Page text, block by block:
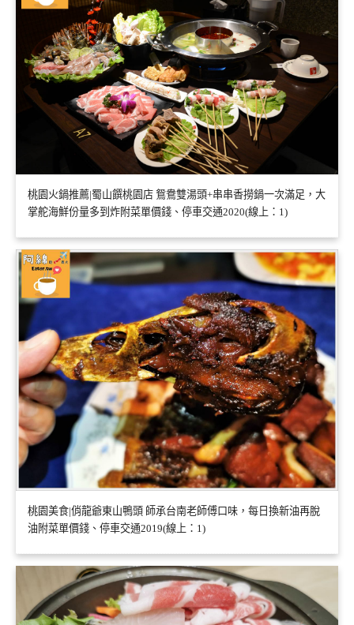
桃園火鍋推薦|蜀山饌桃園店 鴛鴦雙湯頭+串串香撈鍋一次滿足，大
掌舵海鮮份量多到炸附菜單價錢、停車交通2020(線上：1)
桃園美食|俏龍爺東山鴨頭 師承台南老師傅口味，每日換新油再脫
油附菜單價錢、停車交通2019(線上：1)